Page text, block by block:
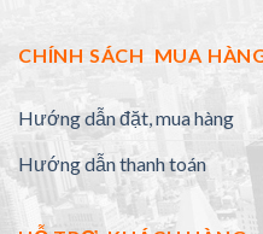
CHÍNH SÁCH MUA
Hướng dẫn đặt, mua hàng
Hướng dẫn thanh toán